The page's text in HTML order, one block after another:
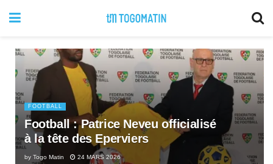
FOOTBALL
Football : Patrice Neveu officialisé
à la tête des Eperviers
by Togo Matin 24 MARS 2026